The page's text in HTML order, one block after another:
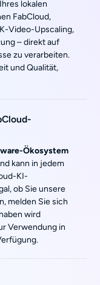
lokalen
FabCloud,
Video-Upscaling,
– direkt auf
zu verarbeiten.
und Qualität,
Ökosystem
kann in jedem
KI-
ob Sie unsere
melden Sie sich
wird
Verwendung in